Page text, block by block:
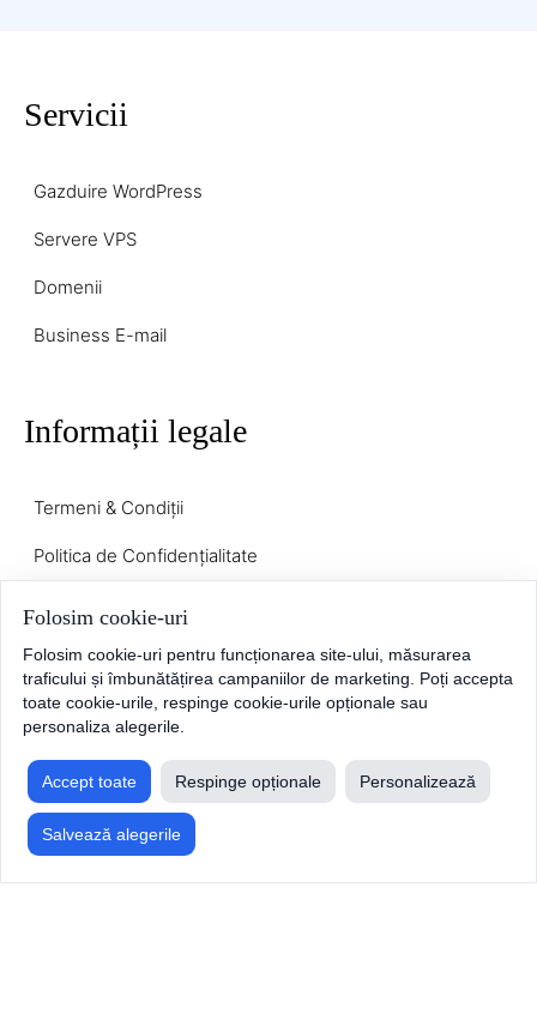
Servicii
Gazduire WordPress
Servere VPS
Domenii
Business E-mail
Informații legale
Termeni & Condiții
Politica de Confidențialitate
ANPC
Informații utile
Intrebări Frecvente
Folosim cookie-uri
Folosim cookie-uri pentru funcționarea site-ului, măsurarea
traficului și îmbunătățirea campaniilor de marketing. Poți accepta
toate cookie-urile, respinge cookie-urile opționale sau
personaliza alegerile.
Accept toate Respinge opționale Personalizează
Salvează alegerile